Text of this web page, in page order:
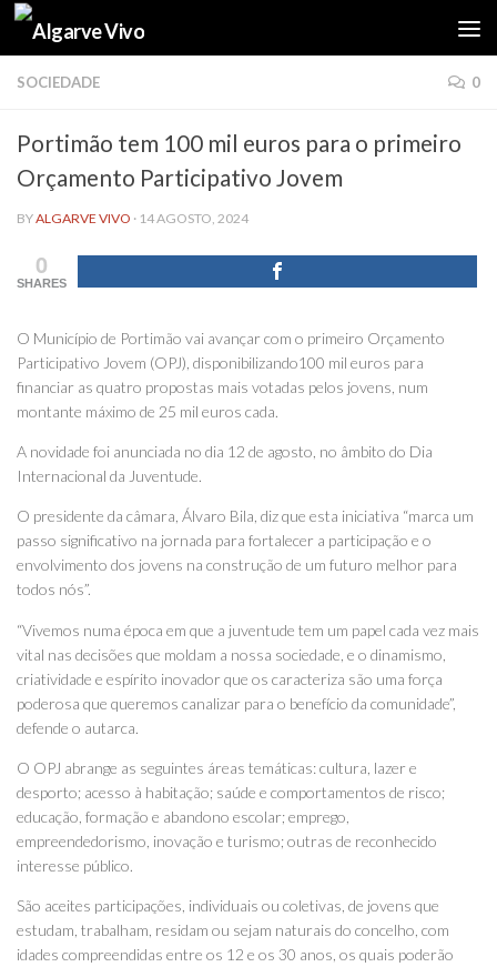
Skip to content
SOCIEDADE 0
Portimão tem 100 mil euros para o primeiro
Orçamento Participativo Jovem
BYALGARVE VIVO · 14 AGOSTO, 2024
0
SHARES
O Município de Portimão vai avançar com o primeiro Orçamento
Participativo Jovem (OPJ), disponibilizando100 mil euros para
financiar as quatro propostas mais votadas pelos jovens, num
montante máximo de 25 mil euros cada.
A novidade foi anunciada no dia 12 de agosto, no âmbito do Dia
Internacional da Juventude.
O presidente da câmara, Álvaro Bila, diz que esta iniciativa “marca um
passo significativo na jornada para fortalecer a participação e o
envolvimento dos jovens na construção de um futuro melhor para
todos nós”.
“Vivemos numa época em que a juventude tem um papel cada vez mais
vital nas decisões que moldam a nossa sociedade, e o dinamismo,
criatividade e espírito inovador que os caracteriza são uma força
poderosa que queremos canalizar para o benefício da comunidade”,
defende o autarca.
O OPJ abrange as seguintes áreas temáticas: cultura, lazer e
desporto; acesso à habitação; saúde e comportamentos de risco;
educação, formação e abandono escolar; emprego,
empreendedorismo, inovação e turismo; outras de reconhecido
interesse público.
São aceites participações, individuais ou coletivas, de jovens que
estudam, trabalham, residam ou sejam naturais do concelho, com
idades compreendidas entre os 12 e os 30 anos, os quais poderão